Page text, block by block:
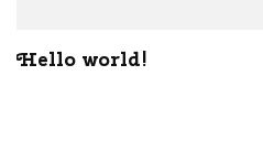
Hello world!